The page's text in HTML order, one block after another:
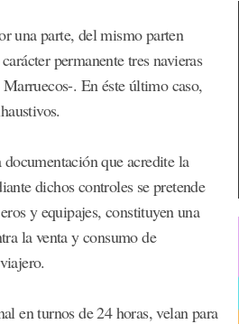
una parte, del mismo parten
permanente tres navieras
. En éste último caso,
que acredite la
dichos controles se pretende
y equipajes, constituyen una
la venta y consumo de
en turnos de 24 horas, velan para